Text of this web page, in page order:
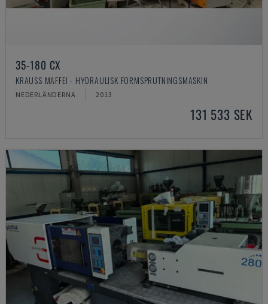
35-180 CX
KRAUSS MAFFEI - HYDRAULISK FORMSPRUTNINGSMASKIN
NEDERLÄNDERNA 2013
131 533 SEK